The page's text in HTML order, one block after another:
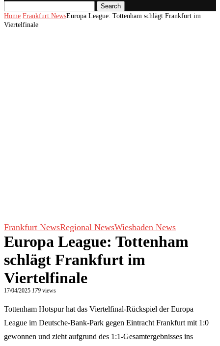
Search
Home Frankfurt NewsEuropa League: Tottenham schlägt Frankfurt im
Viertelfinale
Frankfurt NewsRegional NewsWiesbaden News
Europa League: Tottenham
schlägt Frankfurt im
Viertelfinale
17/04/2025 179 views
Tottenham Hotspur hat das Viertelfinal-Rückspiel der Europa
League im Deutsche-Bank-Park gegen Eintracht Frankfurt mit 1:0
gewonnen und zieht aufgrund des 1:1-Gesamtergebnisses ins